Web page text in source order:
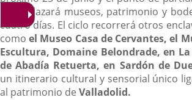
que enlazará museos, patrimonio y
cuatro días. El ciclo recorrerá otros
comoel Museo Casa de Cervantes, el
Escultura, Domaine Belondrade, en
de Abadía Retuerta, en Sardón de
un itinerario cultural y sensorial único
al patrimonio de Valladolid.